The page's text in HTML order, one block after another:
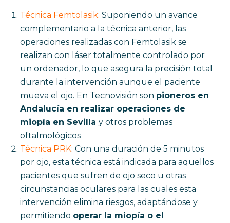
Técnica Femtolasik: Suponiendo un avance
complementario a la técnica anterior, las
operaciones realizadas con Femtolasik se
realizan con láser totalmente controlado por
un ordenador, lo que asegura la precisión total
durante la intervención aunque el paciente
mueva el ojo. En Tecnovisión son pioneros en
Andalucía en realizar operaciones de
miopía en Sevillay otros problemas
oftalmológicos
Técnica PRK: Con una duración de 5 minutos
por ojo, esta técnica está indicada para aquellos
pacientes que sufren de ojo seco u otras
circunstancias oculares para las cuales esta
intervención elimina riesgos, adaptándose y
permitiendo operar la miopía o el